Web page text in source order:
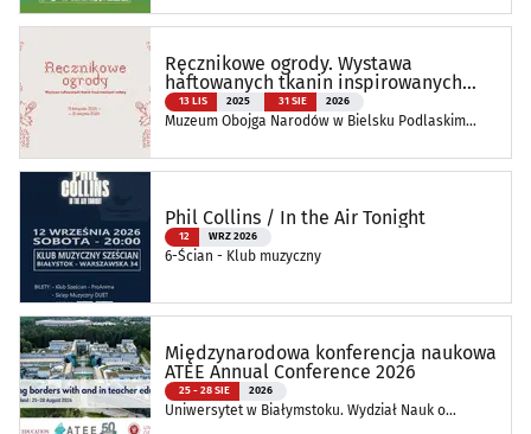
Ręcznikowe ogrody. Wystawa
haftowanych tkanin inspirowanych
naturą
13 LIS 2025 31 SIE 2026
Muzeum Obojga Narodów w Bielsku Podlaskim
Phil Collins / In the Air Tonight
12 WRZ 2026
6-Ścian - Klub muzyczny
Międzynarodowa konferencja naukowa
ATEE Annual Conference 2026
25 - 28 SIE 2026
Uniwersytet w Białymstoku. Wydział Nauk o